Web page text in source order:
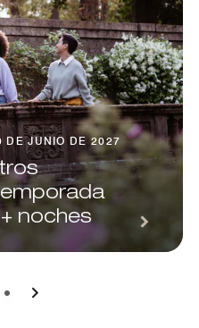
DE JUNIO DE 2027
noches
1